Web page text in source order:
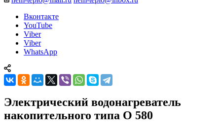
Вконтакте
YouTube
Viber
Viber
WhatsApp
Электрический водонагреватель
накопительного типа O 580